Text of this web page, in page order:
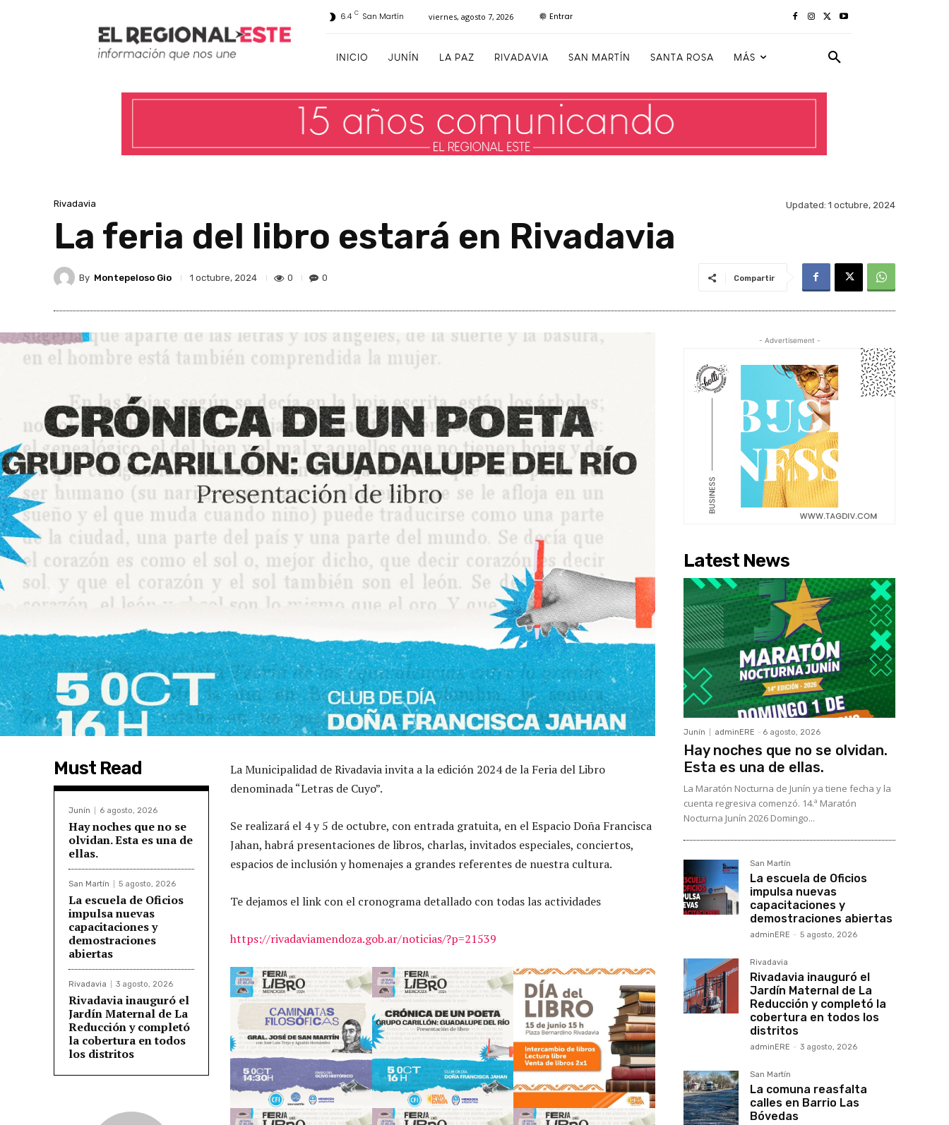
6.4 C San Martín viernes, agosto 7, 2026 Entrar
INICIO JUNÍN LA PAZ RIVADAVIA SAN MARTÍN SANTA ROSA MÁS
Rivadavia Updated: 1 octubre, 2024
La feria del libro estará en Rivadavia
By Montepeloso Gio 1 octubre, 2024 0 0 Compartir
Must Read
Junín 6 agosto, 2026
Hay noches que no se
olvidan. Esta es una de
ellas.
San Martín 5 agosto, 2026
La escuela de Oficios
impulsa nuevas
capacitaciones y
demostraciones
abiertas
Rivadavia 3 agosto, 2026
Rivadavia inauguró el
Jardín Maternal de La
Reducción y completó
la cobertura en todos
los distritos
La Municipalidad de Rivadavia invita a la edición 2024 de la Feria del Libro
denominada “Letras de Cuyo”.
Se realizará el 4 y 5 de octubre, con entrada gratuita, en el Espacio Doña Francisca
Jahan, habrá presentaciones de libros, charlas, invitados especiales, conciertos,
espacios de inclusión y homenajes a grandes referentes de nuestra cultura.
Te dejamos el link con el cronograma detallado con todas las actividades
https://rivadaviamendoza.gob.ar/noticias/?p=21539
- Advertisement -
Latest News
Junín adminERE - 6 agosto, 2026
Hay noches que no se olvidan.
Esta es una de ellas.
La Maratón Nocturna de Junín ya tiene fecha y la
cuenta regresiva comenzó. 14.ª Maratón
Nocturna Junín 2026 Domingo...
San Martín
La escuela de Oficios
impulsa nuevas
capacitaciones y
demostraciones abiertas
adminERE - 5 agosto, 2026
Rivadavia
Rivadavia inauguró el
Jardín Maternal de La
Reducción y completó la
cobertura en todos los
distritos
adminERE - 3 agosto, 2026
San Martín
La comuna reasfalta
calles en Barrio Las
Bóvedas